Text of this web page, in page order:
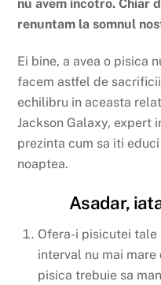
nu avem incotro. Chiar
renuntam la somnul
Ei bine, a avea o pisica
facem astfel de
echilibru in aceasta
Jackson Galaxy, expert
prezinta cum sa iti
noaptea.
Asadar,
Ofera-i pisicutei tale
interval nu mai mare
pisica trebuie sa